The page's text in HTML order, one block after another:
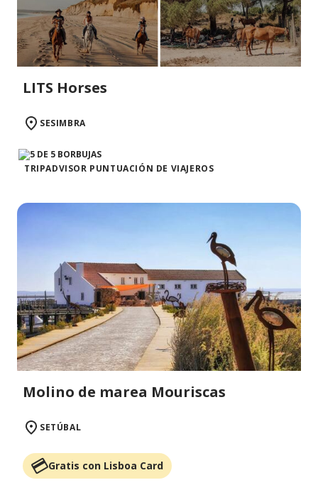
LITS Horses
SESIMBRA
TRIPADVISOR PUNTUACIÓN DE VIAJEROS
Molino de marea Mouriscas
SETÚBAL
Gratis con Lisboa Card